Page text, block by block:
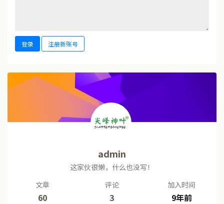
登录 注册新账号
admin
这家伙很懒，什么也没写！
文章
60
评论
3
加入时间
9年前